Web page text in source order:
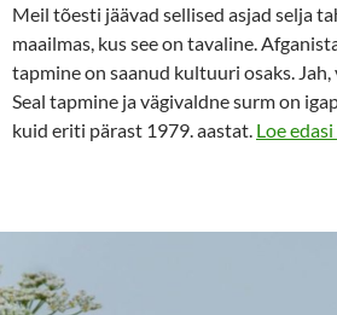
Meil tõesti jäävad sellised asjad selja
maailmas, kus see on tavaline.
tapmine on saanud kultuuri osaks.
Seal tapmine ja vägivaldne surm on
kuid eriti pärast 1979. aastat. Loe edasi